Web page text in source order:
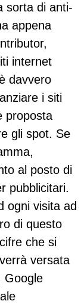
sorta di anti-
appena
internet
davvero
i siti
proposta
gli spot. Se
al posto di
pubblicitari.
ogni visita ad
di questo
che si
versata
Google